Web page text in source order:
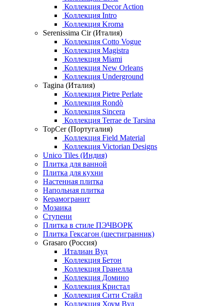
Коллекция Decor Action
Коллекция Intro
Коллекция Kroma
Serenissima Cir (Италия)
Коллекция Cotto Vogue
Коллекция Magistra
Коллекция Miami
Коллекция New Orleans
Коллекция Underground
Tagina (Италия)
Коллекция Pietre Perlate
Коллекция Rondò
Коллекция Sincera
Коллекция Terrae de Tarsina
TopCer (Португалия)
Коллекция Field Material
Коллекция Victorian Designs
Unico Tiles (Индия)
Плитка для ванной
Плитка для кухни
Настенная плитка
Напольная плитка
Керамогранит
Мозаика
Ступени
Плитка в стиле ПЭЧВОРК
Плитка Гексагон (шестигранник)
Grasaro (Россия)
Италиан Вуд
Коллекция Бетон
Коллекция Гранелла
Коллекция Домино
Коллекция Кристал
Коллекция Сити Стайл
Коллекция Хоум Вуд